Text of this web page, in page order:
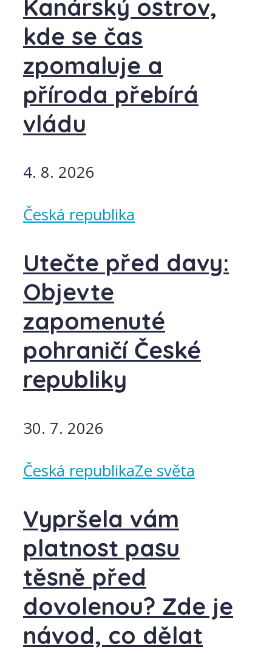
Kanárský ostrov,
kde se čas
zpomaluje a
příroda přebírá
vládu
4. 8. 2026
Česká republika
Utečte před davy:
Objevte
zapomenuté
pohraničí České
republiky
30. 7. 2026
Česká republikaZe světa
Vypršela vám
platnost pasu
těsně před
dovolenou? Zde je
návod, co dělat